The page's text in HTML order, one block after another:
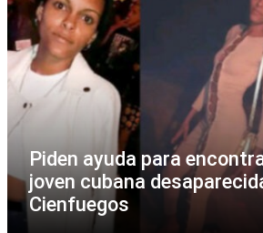
Piden ayuda para
joven cubana
Cienfuegos